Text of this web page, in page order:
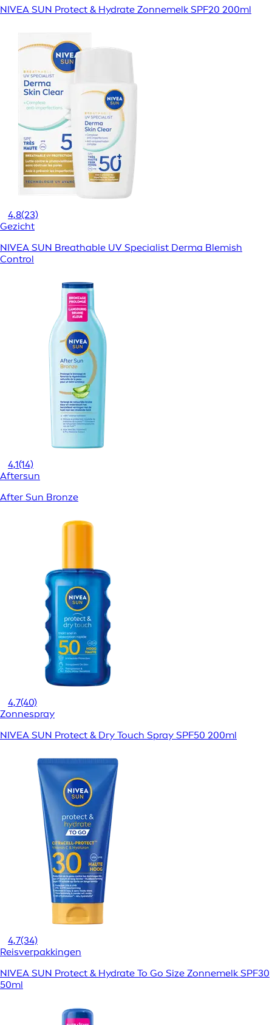
NIVEA SUN Protect & Hydrate Zonnemelk SPF20 200ml
4,8(23)
Gezicht
NIVEA SUN Breathable UV Specialist Derma Blemish
Control
4,1(14)
Aftersun
After Sun Bronze
4,7(40)
Zonnespray
NIVEA SUN Protect & Dry Touch Spray SPF50 200ml
4,7(34)
Reisverpakkingen
NIVEA SUN Protect & Hydrate To Go Size Zonnemelk SPF30
50ml